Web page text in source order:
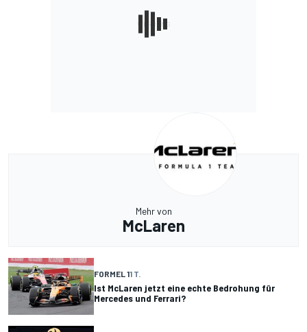
Mehr von
McLaren
FORMEL 11 T.
Ist McLaren jetzt eine echte Bedrohung für
Mercedes und Ferrari?